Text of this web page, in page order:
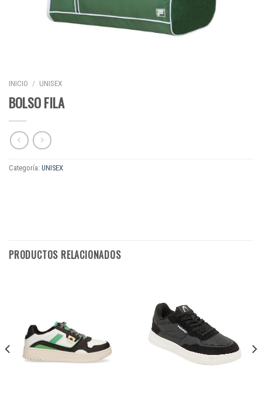
INICIO / UNISEX
BOLSO FILA
Categoría: UNISEX
PRODUCTOS RELACIONADOS